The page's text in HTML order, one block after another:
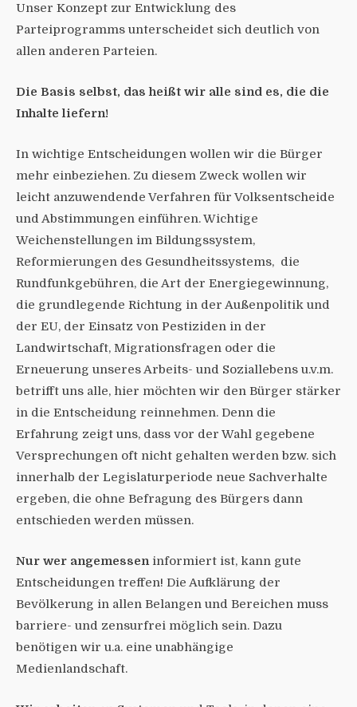
Unser Konzept zur Entwicklung des
Parteiprogramms unterscheidet sich deutlich von
allen anderen Parteien.
Die Basis selbst, das heißt wir alle sind es, die die
Inhalte liefern!
In wichtige Entscheidungen wollen wir die Bürger
mehr einbeziehen. Zu diesem Zweck wollen wir
leicht anzuwendende Verfahren für Volksentscheide
und Abstimmungen einführen. Wichtige
Weichenstellungen im Bildungssystem,
Reformierungen des Gesundheitssystems, die
Rundfunkgebühren, die Art der Energiegewinnung,
die grundlegende Richtung in der Außenpolitik und
der EU, der Einsatz von Pestiziden in der
Landwirtschaft, Migrationsfragen oder die
Erneuerung unseres Arbeits- und Soziallebens u.v.m.
betrifft uns alle, hier möchten wir den Bürger stärker
in die Entscheidung reinnehmen. Denn die
Erfahrung zeigt uns, dass vor der Wahl gegebene
Versprechungen oft nicht gehalten werden bzw. sich
innerhalb der Legislaturperiode neue Sachverhalte
ergeben, die ohne Befragung des Bürgers dann
entschieden werden müssen.
Nur wer angemesseninformiert ist, kann gute
Entscheidungen treffen! Die Aufklärung der
Bevölkerung in allen Belangen und Bereichen muss
barriere- und zensurfrei möglich sein. Dazu
benötigen wir u.a. eine unabhängige
Medienlandschaft.